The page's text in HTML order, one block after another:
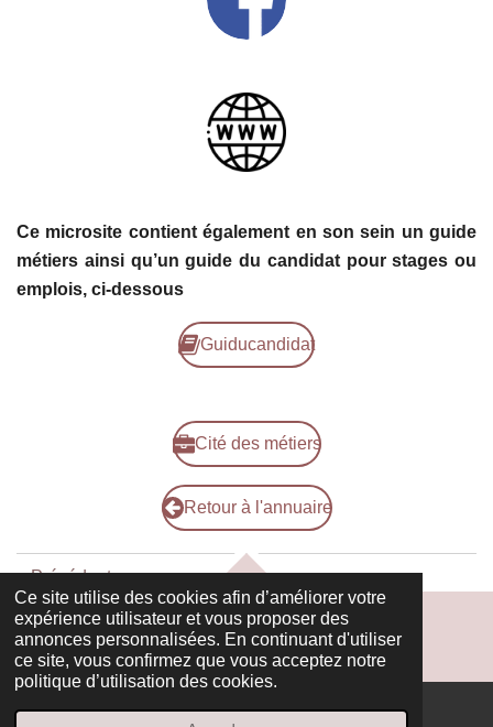
Ce site utilise des cookies afin d’améliorer votre
expérience utilisateur et vous proposer des
annonces personnalisées. En continuant d'utiliser
ce site, vous confirmez que vous acceptez notre
politique d’utilisation des cookies.
Ce microsite contient également en son sein un guide
métiers ainsi qu’un guide du candidat pour stages ou
emplois, ci-dessous
Guiducandidat
Cité des métiers
Retour à l'annuaire
«Précédent
HAUT